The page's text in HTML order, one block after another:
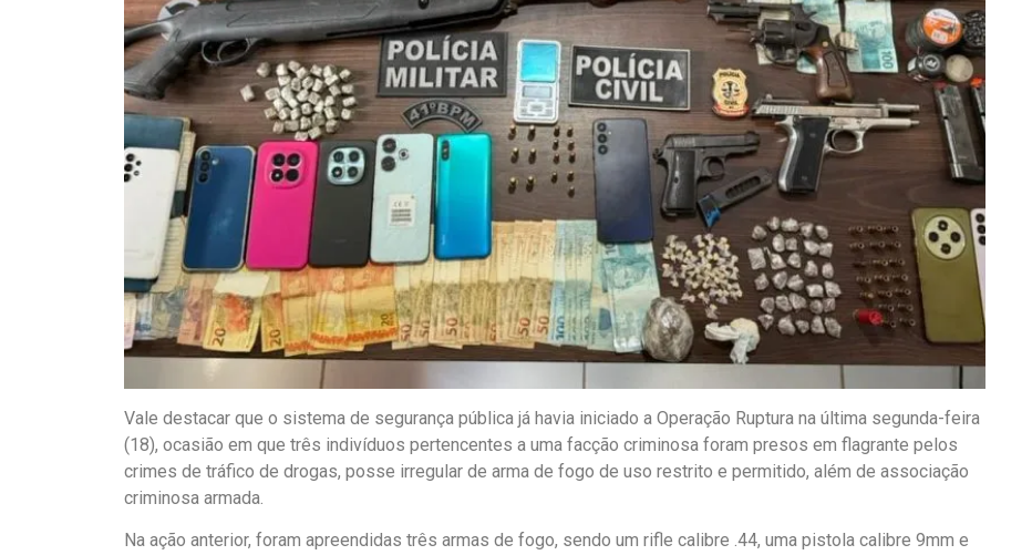
Vale destacar que o sistema de segurança pública já havia iniciado a Operação Ruptura na última segunda-feira
(18), ocasião em que três indivíduos pertencentes a uma facção criminosa foram presos em flagrante pelos
crimes de tráfico de drogas, posse irregular de arma de fogo de uso restrito e permitido, além de associação
criminosa armada.
Na ação anterior, foram apreendidas três armas de fogo, sendo um rifle calibre .44, uma pistola calibre 9mm e